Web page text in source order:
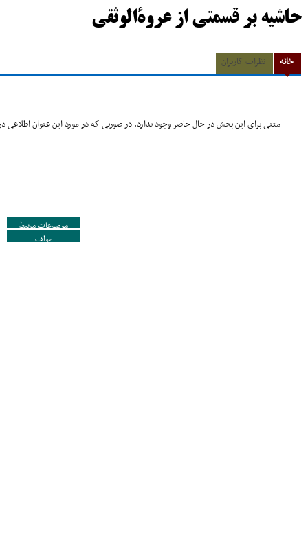
حاشیه بر قسمتى از عروةالوثقى
خانه نظرات کاربران
متنی برای این بخش در حال حاضر وجود ندارد. در صورتی که در مورد این عنوان اطلاعی
موضوعات مرتبط
مولف